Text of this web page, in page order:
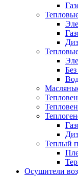
Теплый
Осушители